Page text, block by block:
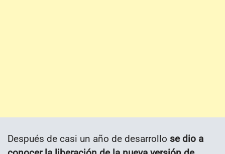
Después de casi un año de desarrollo se dio a